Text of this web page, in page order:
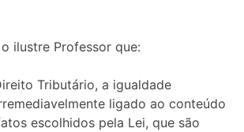
ilustre Professor que:
Tributário, a igualdade
ligado ao conteúdo
escolhidos pela Lei, que são